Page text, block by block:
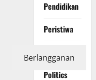
Pendidikan
Peristiwa
Politics
Berlangganan